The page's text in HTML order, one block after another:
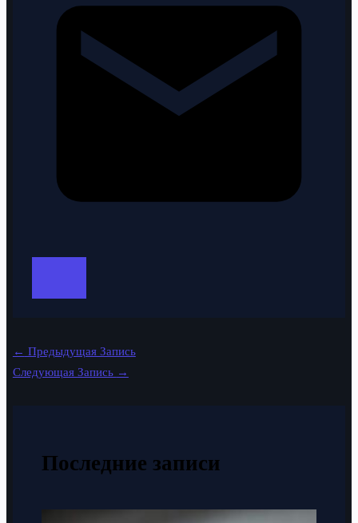
← Предыдущая Запись
Следующая Запись →
Последние записи